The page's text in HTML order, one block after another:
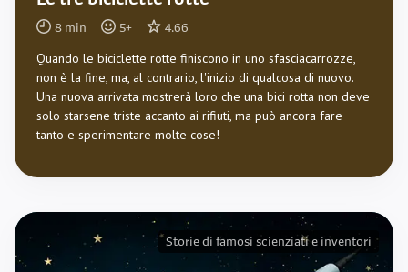
8 min 5+ 4.66
Quando le biciclette rotte finiscono in uno sfasciacarrozze,
non è la fine, ma, al contrario, l'inizio di qualcosa di nuovo.
Una nuova arrivata mostrerà loro che una bici rotta non deve
solo starsene triste accanto ai rifiuti, ma può ancora fare
tanto e sperimentare molte cose!
Storie di famosi scienziati e inventori